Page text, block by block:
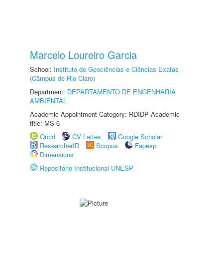
Marcelo Loureiro Garcia
School: Instituto de Geociências e Ciências Exatas
(Câmpus de Rio Claro)
Department: DEPARTAMENTO DE ENGENHARIA
AMBIENTAL
Academic Appointment Category: RDIDP Academic
title: MS-6
Orcid
CV Lattes
Google Scholar
ResearcherID
Scopus
Fapesp
Dimensions
Repositório Institucional UNESP